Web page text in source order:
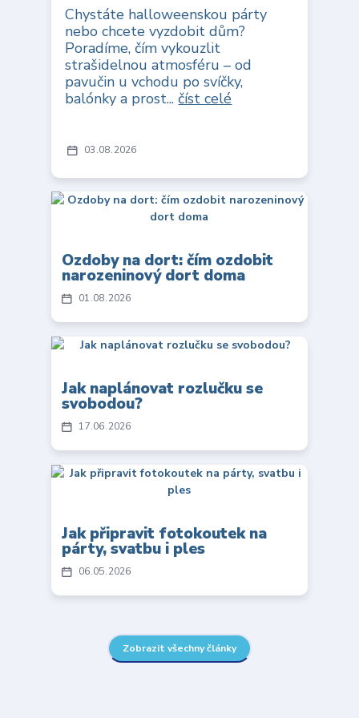
03 08 2026
Chystáte halloweenskou párty
nebo chcete vyzdobit dům?
Poradíme, čím vykouzlit
strašidelnou atmosféru – od
pavučin u vchodu po svíčky,
balónky a prost...číst celé
01 08 2026
Ozdoby na dort: čím ozdobit
narozeninový dort doma
17 06 2026
Jak naplánovat rozlučku se
svobodou?
06 05 2026
Jak připravit fotokoutek na
párty, svatbu i ples
Zobrazit všechny články